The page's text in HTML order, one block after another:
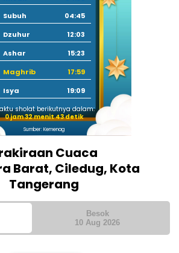
Subuh
04:45
Dzuhur
12:03
Ashar
15:23
Maghrib
17:59
Isya
19:09
sholat berikutnya dalam:
0 jam 32 menit 42 detik
Sumber: Kemenag
Cuaca
Barat, Ciledug, Kota
Tangerang
Besok
10 Aug 2026